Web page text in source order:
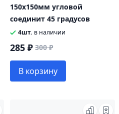
150х150мм угловой
соединит 45 градусов
4шт. в наличии
285 ₽ 300 ₽
В корзину